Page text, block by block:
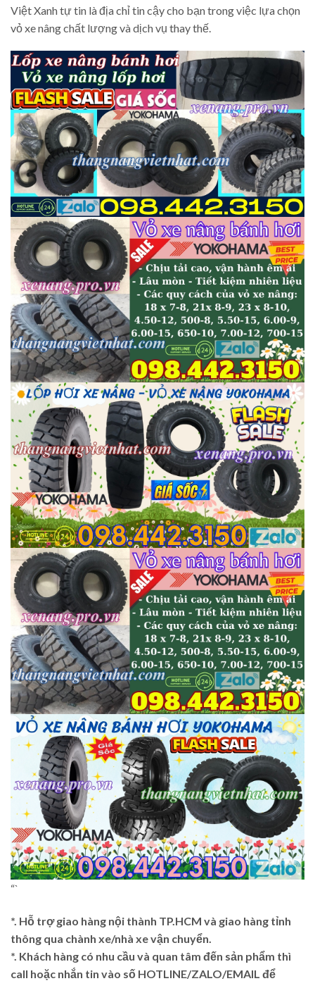
Việt Xanh tự tin là địa chỉ tin cậy cho bạn trong việc lựa chọn
vỏ xe nâng chất lượng và dịch vụ thay thế.
“`
*. Hỗ trợ giao hàng nội thành TP.HCM và giao hàng tỉnh
thông qua chành xe/nhà xe vận chuyển.
*. Khách hàng có nhu cầu và quan tâm đến sản phẩm thì
call hoặc nhắn tin vào số HOTLINE/ZALO/EMAIL để